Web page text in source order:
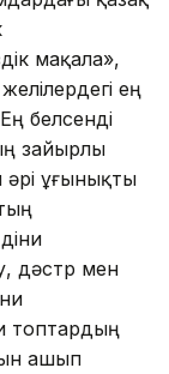
мақала»,
ең
белсенді
зайырлы
ұғынықты
дәстүр мен
топтардың
ашып